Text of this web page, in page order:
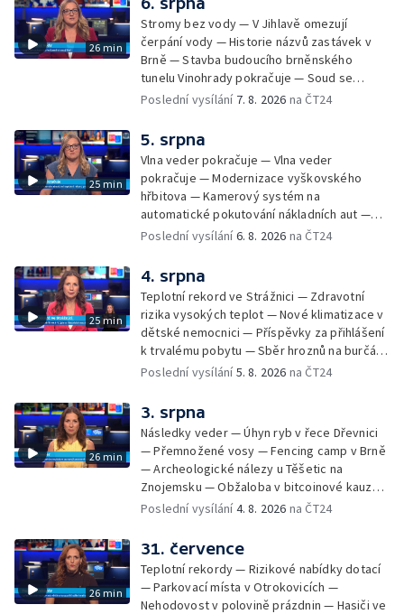
26 min
Stromy bez vody — V Jihlavě omezují
čerpání vody — Historie názvů zastávek v
Brně — Stavba budoucího brněnského
tunelu Vinohrady pokračuje — Soud se
žhářem zlínského baru — Odložení bourání
Czech Rally Zlín — Začal 7. ročník festivalu
Pop Messe — Přestavba mostu v Hodoníně
— Fenomén památníčků
Poslední vysílání 7. 8. 2026 na ČT24
25 min
5. srpna
Vlna veder pokračuje — Vlna veder
pokračuje — Modernizace vyškovského
hřbitova — Kamerový systém na
automatické pokutování nákladních aut —
Demolice vyhořelé budovy ve Zlíně — Případ
stadionu na Vyškovsku — Výstraha před
bouřkami — Brno hostí Mezinárodní kytarový
festival — Očkování po kousnutí netopýrem
Poslední vysílání6. 8. 2026 na ČT24
25 min
4. srpna
Teplotní rekord ve Strážnici — Zdravotní
rizika vysokých teplot — Nové klimatizace v
dětské nemocnici — Příspěvky za přihlášení
k trvalému pobytu — Sběr hroznů na burčák
— Dokončení oprav vedení — Skončil termín
vody v obcích — Vyschlá koryta potoků —
Sdílení strážníků na Brněnsku
Poslední vysílání5. 8. 2026 na ČT24
26 min
3. srpna
Následky veder — Úhyn ryb v řece Dřevnici
— Přemnožené vosy — Fencing camp v Brně
— Archeologické nálezy u Těšetic na
Znojemsku — Obžaloba v bitcoinové kauze
— Přestavba silnice přes Bzenec na
Zašové — Letní opravy divadel — Český hlas
ve vesmíru
Poslední vysílání4. 8. 2026 na ČT24
26 min
31. července
Teplotní rekordy — Rizikové nabídky dotací
— Parkovací místa v Otrokovicích —
Nehodovost v polovině prázdnin — Hasiči ve